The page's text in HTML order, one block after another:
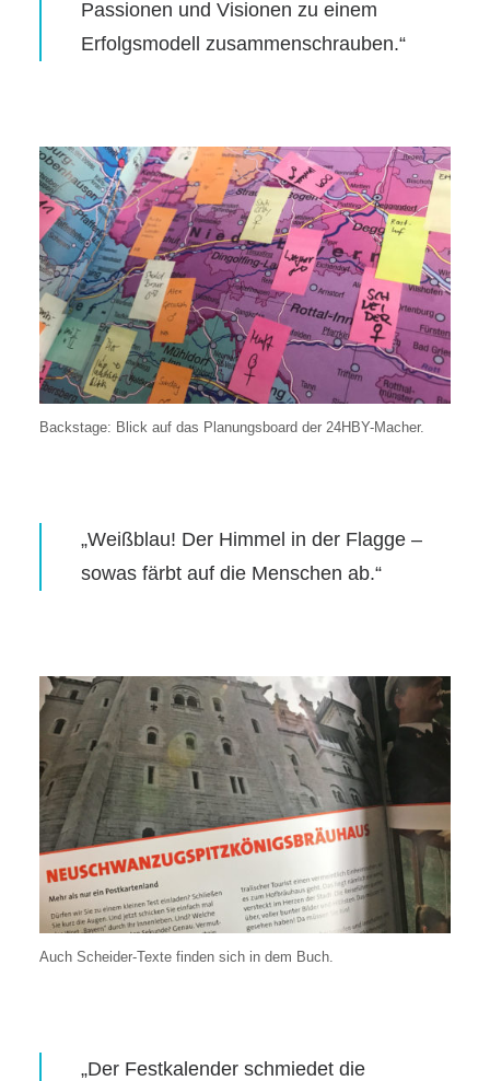
Passionen und Visionen zu einem
Erfolgsmodell zusammenschrauben.“
Backstage: Blick auf das Planungsboard der 24HBY-Macher.
„Weißblau! Der Himmel in der Flagge –
sowas färbt auf die Menschen ab.“
Auch Scheider-Texte finden sich in dem Buch.
„Der Festkalender schmiedet die